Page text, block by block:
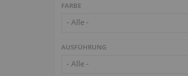
FARBE
AUSFÜHRUNG